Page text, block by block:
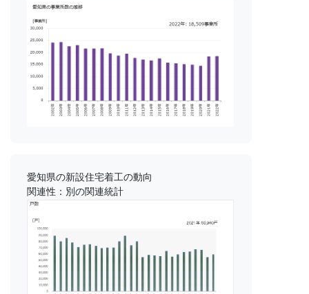
愛知県の新設住宅着工の動向
関連性：別の関連統計